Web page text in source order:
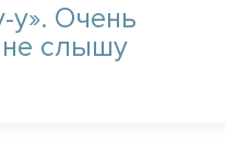
у». Очень
не слышу